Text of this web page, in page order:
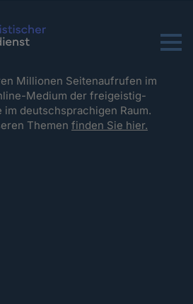
Menu
Millionen Seitenaufrufen im
Medium der freigeistig-
deutschsprachigen Raum.
Themenfinden Sie hier.